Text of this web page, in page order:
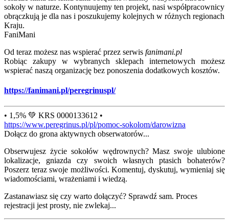
sokoły w naturze. Kontynuujemy ten projekt, nasi współpracownicy
obrączkują je dla nas i poszukujemy kolejnych w różnych regionach
Kraju.
FaniMani
Od teraz możesz nas wspierać przez serwis fanimani.pl
Robiąc zakupy w wybranych sklepach internetowych możesz
wspierać naszą organizację bez ponoszenia dodatkowych kosztów.
https://fanimani.pl/peregrinuspl/
• 1,5% 💚 KRS 0000133612 •
https://www.peregrinus.pl/pl/pomoc-sokolom/darowizna
Dołącz do grona aktywnych obserwatorów...
Obserwujesz życie sokołów wędrownych? Masz swoje ulubione
lokalizacje, gniazda czy swoich własnych ptasich bohaterów?
Poszerz teraz swoje możliwości. Komentuj, dyskutuj, wymieniaj się
wiadomościami, wrażeniami i wiedzą.
Zastanawiasz się czy warto dołączyć? Sprawdź sam. Proces
rejestracji jest prosty, nie zwlekaj...